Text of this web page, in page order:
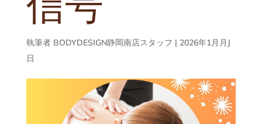
執筆者 BODYDESIGN静岡南店スタッフ | 2026年1月月J
日